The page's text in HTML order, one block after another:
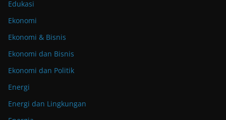
Edukasi
Ekonomi
Ekonomi & Bisnis
Ekonomi dan Bisnis
Ekonomi dan Politik
Energi
Energi dan Lingkungan